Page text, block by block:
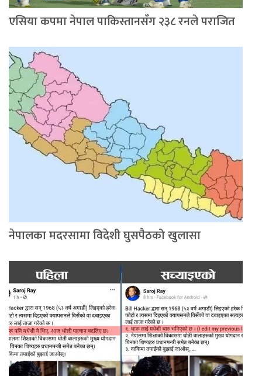
एसिया कपमा नेपाल पाकिस्तानसँग २३८ रनले पराजित
नेपालका मदरसामा विदेशी घुसपैठको खुलासा